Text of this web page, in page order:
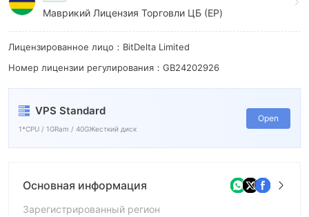
Маврикий Лицензия Торговли ЦБ (EP)
Лицензированное лицо：BitDelta Limited
Номер лицензии регулирования：GB24202926
VPS Standard
1*CPU / 1GRam / 40GЖесткий диск
Open
Основная информация
Зарегистрированный регион